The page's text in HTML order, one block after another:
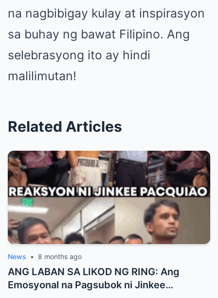
na nagbibigay kulay at inspirasyon
sa buhay ng bawat Filipino. Ang
selebrasyong ito ay hindi
malilimutan!
Related Articles
News • 8 months ago
ANG LABAN SA LIKOD NG RING: Ang
Emosyonal na Pagsubok ni Jinkee